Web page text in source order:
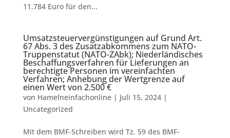
11.784 Euro für den...
Umsatzsteuervergünstigungen auf Grund Art.
67 Abs. 3 des Zusatzabkommens zum NATO-
Truppenstatut (NATO-ZAbk); Niederländisches
Beschaffungsverfahren für Lieferungen an
berechtigte Personen im vereinfachten
Verfahren; Anhebung der Wertgrenze auf
einen Wert von 2.500 €
von Hamelneinfachonline| Juli 15, 2024|
Uncategorized
Mit dem BMF-Schreiben wird Tz. 59 des BMF-